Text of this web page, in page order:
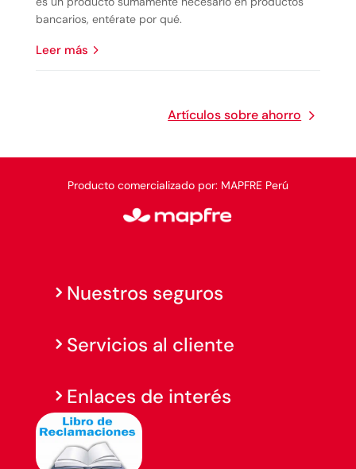
bancarios, entérate por qué.
leer más
Artículos sobre ahorro
Producto comercializado por: MAPFRE Perú
Nuestros seguros
Servicios al cliente
Enlaces de interés